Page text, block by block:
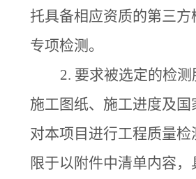
托具备相应资质的第三方
专项检测。
2. 要求被选定的检测
施工图纸、施工进度及国
对本项目进行工程质量检
限于以附件中清单内容